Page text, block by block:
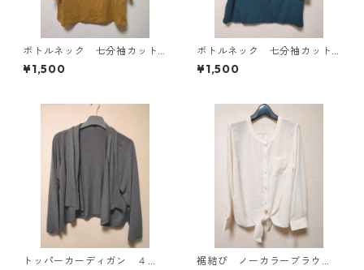
ボトルネック 七分袖カット
ソー ４Ｌ マスタード KA
E-4816
¥1,500
ボトルネック 七分袖カット
ソー ４Ｌ ティールグリー
ン KAE-4815
¥1,500
トッパーカーディガン ４
裾結び ノーカラーブラウ